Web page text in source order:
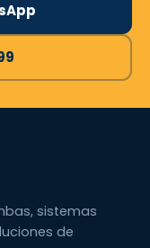
sistemas
de